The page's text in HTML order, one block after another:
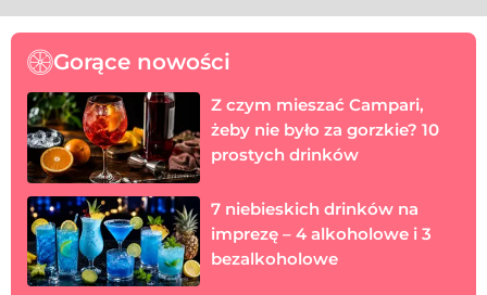
Gorące nowości
Z czym mieszać Campari,
żeby nie było za gorzkie? 10
prostych drinków
7 niebieskich drinków na
imprezę – 4 alkoholowe i 3
bezalkoholowe